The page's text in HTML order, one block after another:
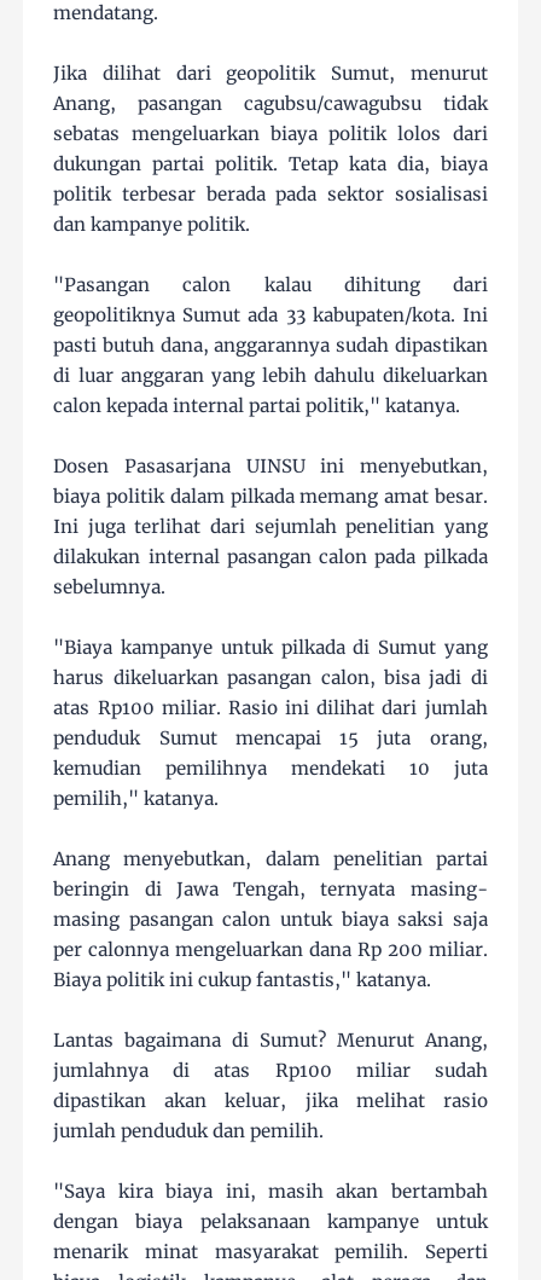
mendatang.
Jika dilihat dari geopolitik Sumut, menurut
Anang, pasangan cagubsu/cawagubsu tidak
sebatas mengeluarkan biaya politik lolos dari
dukungan partai politik. Tetap kata dia, biaya
politik terbesar berada pada sektor sosialisasi
dan kampanye politik.
"Pasangan calon kalau dihitung dari
geopolitiknya Sumut ada 33 kabupaten/kota. Ini
pasti butuh dana, anggarannya sudah dipastikan
di luar anggaran yang lebih dahulu dikeluarkan
calon kepada internal partai politik," katanya.
Dosen Pasasarjana UINSU ini menyebutkan,
biaya politik dalam pilkada memang amat besar.
Ini juga terlihat dari sejumlah penelitian yang
dilakukan internal pasangan calon pada pilkada
sebelumnya.
"Biaya kampanye untuk pilkada di Sumut yang
harus dikeluarkan pasangan calon, bisa jadi di
atas Rp100 miliar. Rasio ini dilihat dari jumlah
penduduk Sumut mencapai 15 juta orang,
kemudian pemilihnya mendekati 10 juta
pemilih," katanya.
Anang menyebutkan, dalam penelitian partai
beringin di Jawa Tengah, ternyata masing-
masing pasangan calon untuk biaya saksi saja
per calonnya mengeluarkan dana Rp 200 miliar.
Biaya politik ini cukup fantastis," katanya.
Lantas bagaimana di Sumut? Menurut Anang,
jumlahnya di atas Rp100 miliar sudah
dipastikan akan keluar, jika melihat rasio
jumlah penduduk dan pemilih.
"Saya kira biaya ini, masih akan bertambah
dengan biaya pelaksanaan kampanye untuk
menarik minat masyarakat pemilih. Seperti